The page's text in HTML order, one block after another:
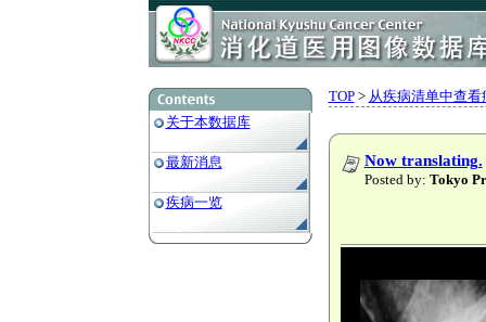
关于本数据库
最新消息
疾病一览
TOP> 从疾病清单中查看
Now translating.
Posted by: Tokyo